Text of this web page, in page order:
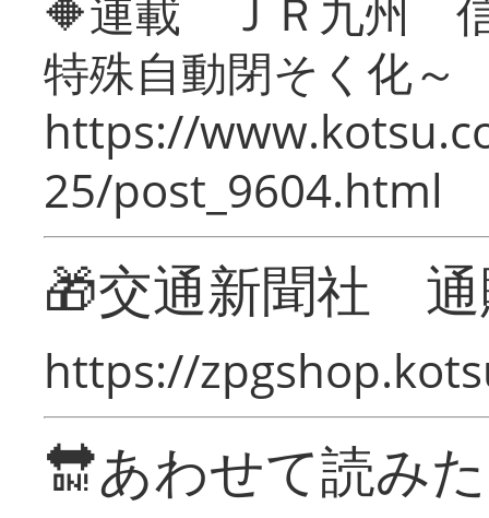
🔶連載 ＪＲ九州 信
特殊自動閉そく化～
https://
25/post_9604.html
🎁交通新聞社
https://
🔛あわせて読み